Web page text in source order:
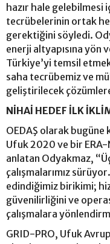
hazır hale gelebilmesi
tecrübelerinin ortak
gerektiğini söyledi.
enerji altyapısına yön
Türkiye’yi temsil
saha tecrübemiz ve
geliştirilecek
NİHAİ HEDEF İLK
OEDAŞ olarak
Ufuk 2020 ve bir ERA-
anlatan Odyakmaz,
çalışmalarımız
edindiğimiz birikimi;
güvenilirliğini ve
çalışmalara
GRID-PRO, Ufuk